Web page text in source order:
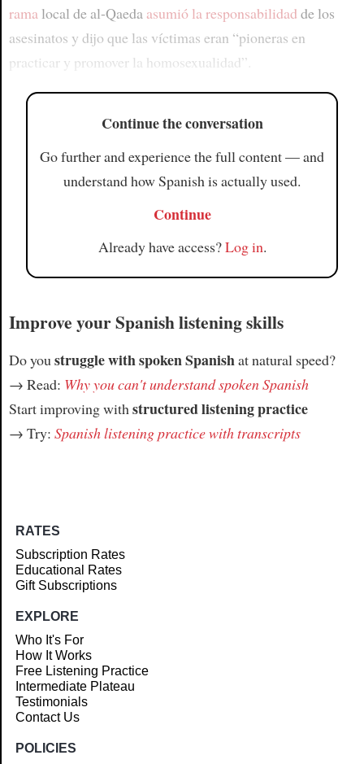
ramalocal de al-Qaeda asumió la responsabilidad de los
asesinatos y dijo que las víctimas eran “pioneras en
practicar y promover la homosexualidad”.
Continue the conversation
Go further and experience the full content — and
understand how Spanish is actually used.
Continue
Already have access?Log in.
Improve your Spanish listening skills
Do you struggle with spoken Spanishat natural speed?
→ Read: Why you can't understand spoken Spanish
Start improving with structured listening practice
→ Try: Spanish listening practice with transcripts
RATES
Subscription Rates
Educational Rates
Gift Subscriptions
EXPLORE
Who It's For
How It Works
Free Listening Practice
Intermediate Plateau
Testimonials
Contact Us
POLICIES